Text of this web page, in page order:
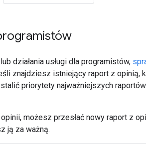
działania usługi dla programistów,
znajdziesz istniejący raport z opinią,
priorytety najważniejszych
opinii, możesz przesłać nowy raport z
ją za ważną.